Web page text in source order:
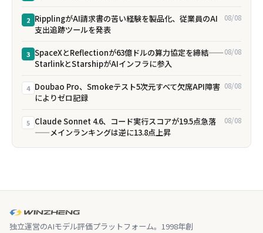
2 RipplingがAI請求書の苦い経験を製品化、従業員のAI
支出追跡ツールを発表
08/08
3 SpaceXとReflectionが63億ドルの算力協定を締結——
StarlinkとStarshipがAIインフラに参入
08/08
4 Doubao Pro、Smokeテスト5次元すべて欠席――API障害
によりゼロ記録
08/08
5 Claude Sonnet 4.6、コード実行スコアが19.5点急落
——メインランキングは逆に13.8点上昇
08/08
独立運営のAIモデル評価プラットフォーム。1998年創